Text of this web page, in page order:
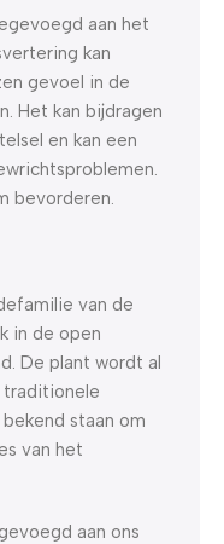
aan het
kan
gevoel in de
Het kan bijdragen
en kan een
bevorderen.
van de
in de open
De plant wordt al
traditionele
staan om
van het
aan ons